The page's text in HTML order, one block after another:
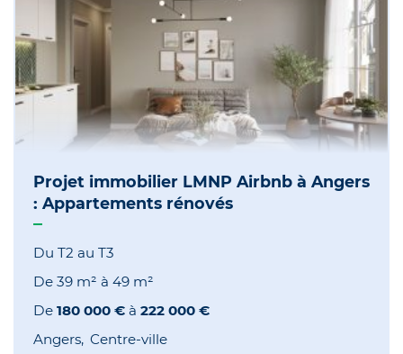
Projet immobilier LMNP Airbnb à Angers
: Appartements rénovés
Du T2 au T3
De 39 m² à 49 m²
De 180 000 € à 222 000 €
Angers Centre-ville